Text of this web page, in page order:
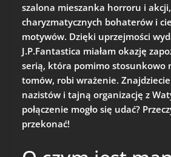
szalona mieszanka horroru i akcji,
charyzmatycznych bohaterów i
motywów. Dzięki uprzejmości
J.P.Fantastica miałam okazję
serią, która pomimo stosunkowo
tomów, robi wrażenie.
nazistów i tajną organizację z
połączenie mogło się udać?
przekonać!